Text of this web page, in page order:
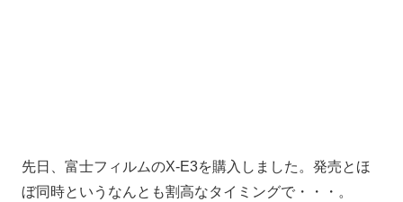
先日、富士フィルムのX-E3を購入しました。発売とほ
ぼ同時というなんとも割高なタイミングで・・・。